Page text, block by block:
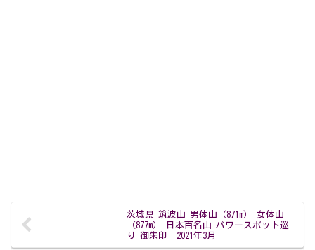
茨城県 筑波山 男体山（871m） 女体山
（877m） 日本百名山 パワースポット巡
り 御朱印 2021年3月